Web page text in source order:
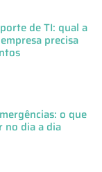
de TI: qual a
precisa
o que
no dia a dia